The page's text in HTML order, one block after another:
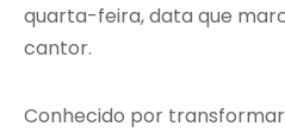
quarta-feira, data que
cantor.
Conhecido por